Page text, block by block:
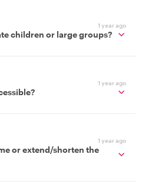
1 year ago
children or large groups?
1 year ago
1 year ago
or extend/shorten the